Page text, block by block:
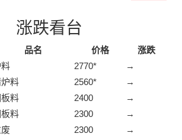
涨跌看台
品名 价格
涨跌
2770*
→
料 2560*
→
料 2400
→
料 2300
→
2300
→